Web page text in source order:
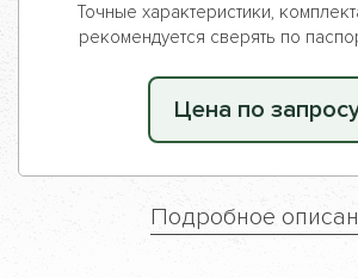
Точные характеристики,
рекомендуется сверять по
Цена по
Подробное